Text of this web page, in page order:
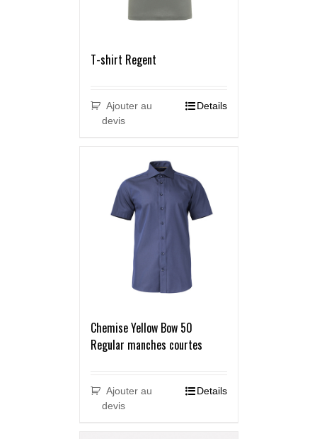
T-shirt Regent
Ajouter au
devis
Details
Chemise Yellow Bow 50
Regular manches courtes
Ajouter au
devis
Details